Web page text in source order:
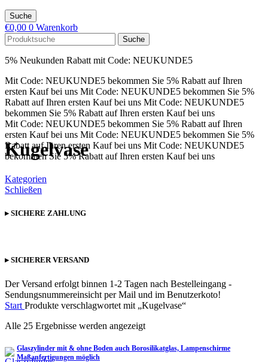
Suche
€0,00 0 Warenkorb
Suche
5% Neukunden Rabatt mit Code: NEUKUNDE5
Mit Code: NEUKUNDE5 bekommen Sie 5% Rabatt auf Ihren
ersten Kauf bei uns Mit Code: NEUKUNDE5 bekommen Sie 5%
Rabatt auf Ihren ersten Kauf bei uns Mit Code: NEUKUNDE5
bekommen Sie 5% Rabatt auf Ihren ersten Kauf bei uns
Mit Code: NEUKUNDE5 bekommen Sie 5% Rabatt auf Ihren
ersten Kauf bei uns Mit Code: NEUKUNDE5 bekommen Sie 5%
Rabatt auf Ihren ersten Kauf bei uns Mit Code: NEUKUNDE5
bekommen Sie 5% Rabatt auf Ihren ersten Kauf bei uns
Kugelvase
Kategorien
Schließen
▸ SICHERE ZAHLUNG
▸ SICHERER VERSAND
Der Versand erfolgt binnen 1-2 Tagen nach Bestelleingang -
Sendungsnummereinsicht per Mail und im Benutzerkoto!
Start Produkte verschlagwortet mit „Kugelvase“
Alle 25 Ergebnisse werden angezeigt
Glaszylinder mit & ohne Boden auch Borosilikatglas, Lampenschirme
Maßanfertigungen möglich